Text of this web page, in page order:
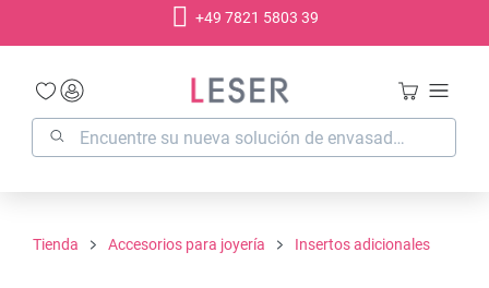
+49 7821 5803 39
Tienda Accesorios para joyería Insertos adicionales